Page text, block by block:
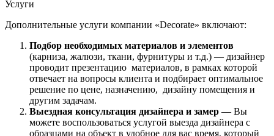
Услуги
Дополнительные услуги компании «Decorate» включают:
Подбор необходимых материалов и элементов
(карниза, жалюзи, ткани, фурнитуры и т.д.) — дизайнер
проводит презентацию материалов, в рамках которой
отвечает на вопросы клиента и подбирает оптимальное
решение по цене, назначению, дизайну помещения и
другим задачам.
Выездная консультация дизайнера и замер — Вы
можете воспользоваться услугой выезда дизайнера с
образцами на объект в удобное для вас время, который